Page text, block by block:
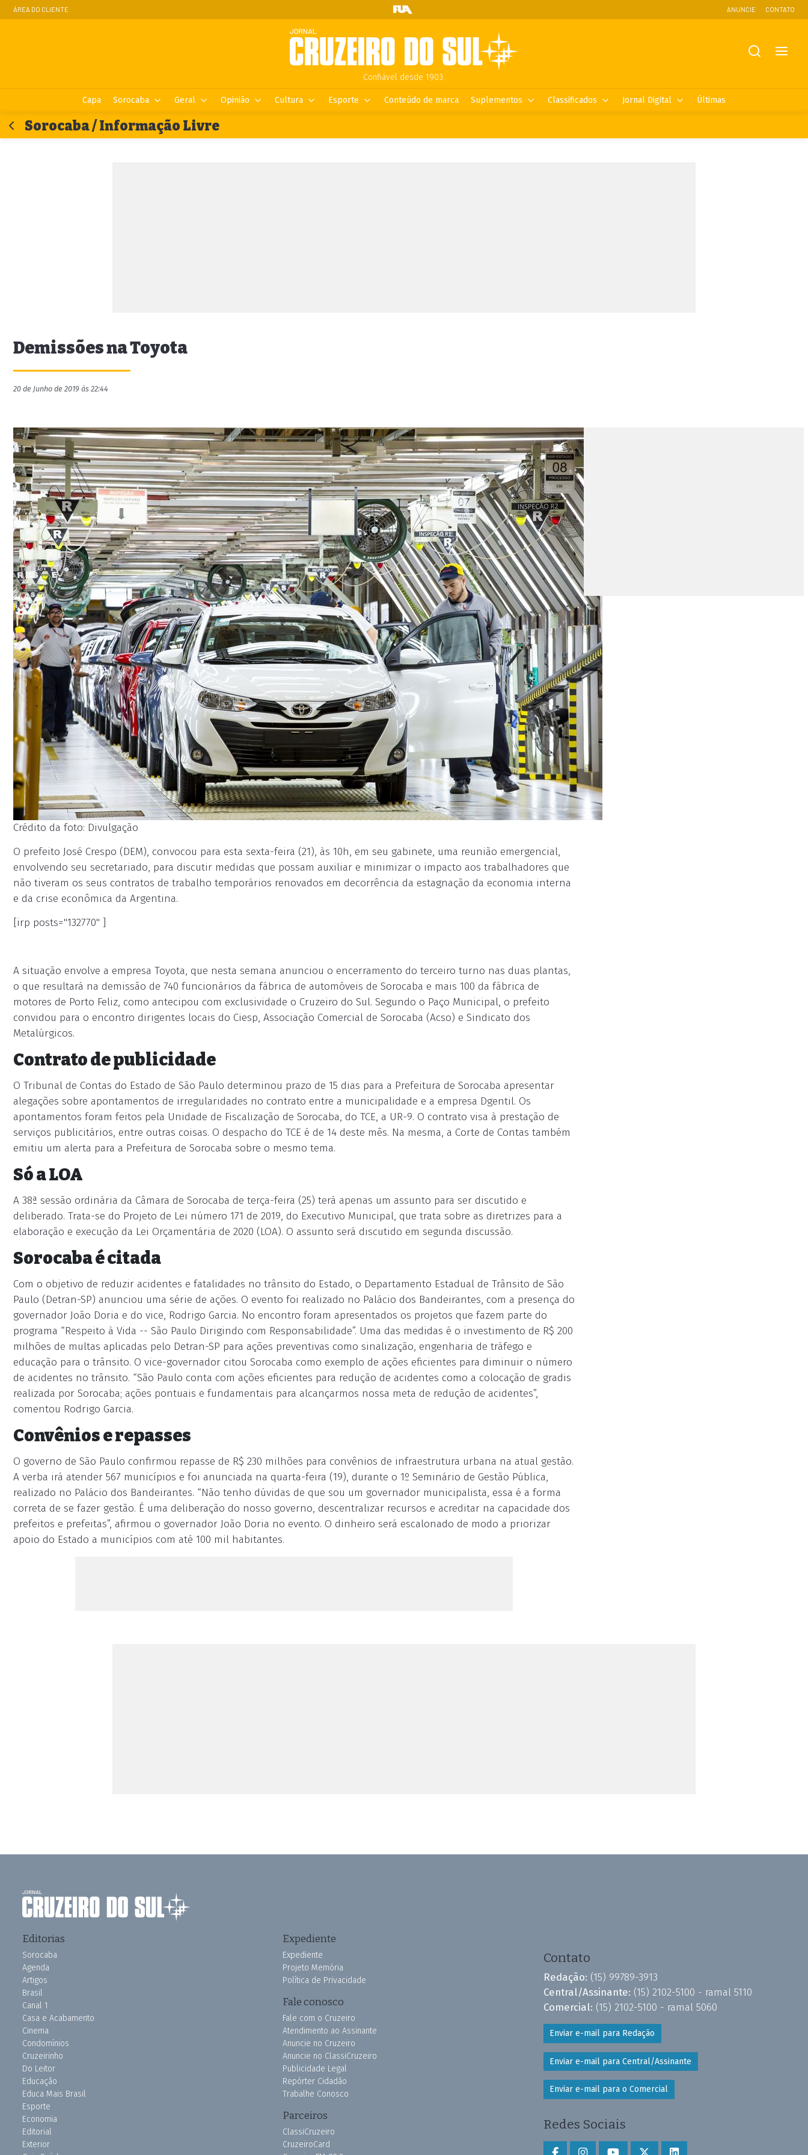
ÁREA DO CLIENTE ANUNCIE CONTATO
Confiável desde 1903.
Capa Sorocaba Geral Opinião Cultura Esporte Conteúdo de marca Suplementos Classificados Jornal Digital Últimas
Sorocaba / Informação Livre
Demissões na Toyota
20 de Junho de 2019 às 22:44
Crédito da foto: Divulgação
O prefeito José Crespo (DEM), convocou para esta sexta-feira (21), às 10h, em seu gabinete, uma reunião emergencial,
envolvendo seu secretariado, para discutir medidas que possam auxiliar e minimizar o impacto aos trabalhadores que
não tiveram os seus contratos de trabalho temporários renovados em decorrência da estagnação da economia interna
e da crise econômica da Argentina.
[irp posts="132770" ]
A situação envolve a empresa Toyota, que nesta semana anunciou o encerramento do terceiro turno nas duas plantas,
o que resultará na demissão de 740 funcionários da fábrica de automóveis de Sorocaba e mais 100 da fábrica de
motores de Porto Feliz, como antecipou com exclusividade o Cruzeiro do Sul. Segundo o Paço Municipal, o prefeito
convidou para o encontro dirigentes locais do Ciesp, Associação Comercial de Sorocaba (Acso) e Sindicato dos
Metalúrgicos.
Contrato de publicidade
O Tribunal de Contas do Estado de São Paulo determinou prazo de 15 dias para a Prefeitura de Sorocaba apresentar
alegações sobre apontamentos de irregularidades no contrato entre a municipalidade e a empresa Dgentil. Os
apontamentos foram feitos pela Unidade de Fiscalização de Sorocaba, do TCE, a UR-9. O contrato visa à prestação de
serviços publicitários, entre outras coisas. O despacho do TCE é de 14 deste mês. Na mesma, a Corte de Contas também
emitiu um alerta para a Prefeitura de Sorocaba sobre o mesmo tema.
Só a LOA
A 38ª sessão ordinária da Câmara de Sorocaba de terça-feira (25) terá apenas um assunto para ser discutido e
deliberado. Trata-se do Projeto de Lei número 171 de 2019, do Executivo Municipal, que trata sobre as diretrizes para a
elaboração e execução da Lei Orçamentária de 2020 (LOA). O assunto será discutido em segunda discussão.
Sorocaba é citada
Com o objetivo de reduzir acidentes e fatalidades no trânsito do Estado, o Departamento Estadual de Trânsito de São
Paulo (Detran-SP) anunciou uma série de ações. O evento foi realizado no Palácio dos Bandeirantes, com a presença do
governador João Doria e do vice, Rodrigo Garcia. No encontro foram apresentados os projetos que fazem parte do
programa “Respeito à Vida -- São Paulo Dirigindo com Responsabilidade”. Uma das medidas é o investimento de R$ 200
milhões de multas aplicadas pelo Detran-SP para ações preventivas como sinalização, engenharia de tráfego e
educação para o trânsito. O vice-governador citou Sorocaba como exemplo de ações eficientes para diminuir o número
de acidentes no trânsito. “São Paulo conta com ações eficientes para redução de acidentes como a colocação de gradis
realizada por Sorocaba; ações pontuais e fundamentais para alcançarmos nossa meta de redução de acidentes”,
comentou Rodrigo Garcia.
Convênios e repasses
O governo de São Paulo confirmou repasse de R$ 230 milhões para convênios de infraestrutura urbana na atual gestão.
A verba irá atender 567 municípios e foi anunciada na quarta-feira (19), durante o 1º Seminário de Gestão Pública,
realizado no Palácio dos Bandeirantes. “Não tenho dúvidas de que sou um governador municipalista, essa é a forma
correta de se fazer gestão. É uma deliberação do nosso governo, descentralizar recursos e acreditar na capacidade dos
prefeitos e prefeitas”, afirmou o governador João Doria no evento. O dinheiro será escalonado de modo a priorizar
apoio do Estado a municípios com até 100 mil habitantes.
Editorias
Sorocaba
Agenda
Artigos
Brasil
Canal 1
Casa e Acabamento
Cinema
Condomínios
Cruzeirinho
Do Leitor
Educação
Educa Mais Brasil
Esporte
Economia
Editorial
Exterior
Expediente
Expediente
Projeto Memória
Política de Privacidade
Fale conosco
Fale com o Cruzeiro
Atendimento ao Assinante
Anuncie no Cruzeiro
Anuncie no ClassiCruzeiro
Publicidade Legal
Repórter Cidadão
Trabalhe Conosco
Parceiros
ClassiCruzeiro
CruzeiroCard
Contato
Redação: (15) 99789-3913
Central/Assinante: (15) 2102-5100 - ramal 5110
Comercial: (15) 2102-5100 - ramal 5060
Enviar e-mail para Redação
Enviar e-mail para Central/Assinante
Enviar e-mail para o Comercial
Redes Sociais